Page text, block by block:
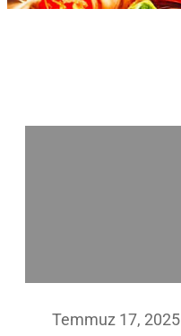
Temmuz 17, 2025